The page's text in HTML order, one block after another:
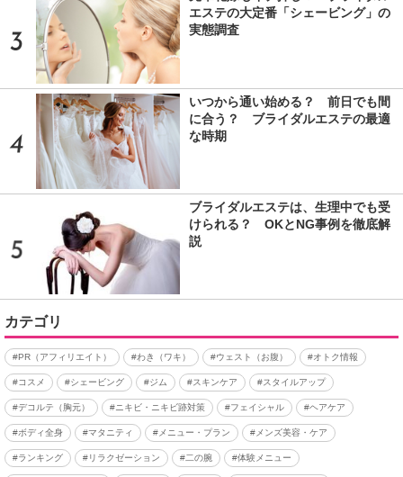
エステの大定番「シェービング」の
実態調査
いつから通い始める？ 前日でも間
に合う？ ブライダルエステの最適
な時期
ブライダルエステは、生理中でも受
けられる？ OKとNG事例を徹底解
説
カテゴリ
#PR（アフィリエイト） #わき（ワキ） #ウェスト（お腹） #オトク情報
#コスメ #シェービング #ジム #スキンケア #スタイルアップ
#デコルテ（胸元） #ニキビ・ニキビ跡対策 #フェイシャル #ヘアケア
#ボディ全身 #マタニティ #メニュー・プラン #メンズ美容・ケア
#ランキング #リラクゼーション #二の腕 #体験メニュー